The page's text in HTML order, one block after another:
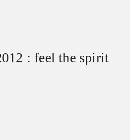
: feel the spirit